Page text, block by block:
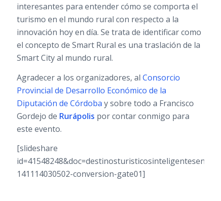
interesantes para entender cómo se comporta el
turismo en el mundo rural con respecto a la
innovación hoy en día. Se trata de identificar como
el concepto de Smart Rural es una traslación de la
Smart City al mundo rural.
Agradecer a los organizadores, al Consorcio
Provincial de Desarrollo Económico de la
Diputación de Córdoba y sobre todo a Francisco
Gordejo de Rurápolis por contar conmigo para
este evento.
[slideshare
141114030502-conversion-gate01]